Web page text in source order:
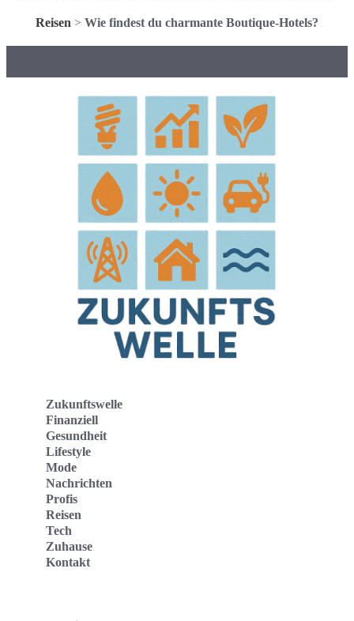
Reisen > Wie findest du charmante Boutique-Hotels?
Zukunftswelle
Finanziell
Gesundheit
Lifestyle
Mode
Nachrichten
Profis
Reisen
Tech
Zuhause
Kontakt